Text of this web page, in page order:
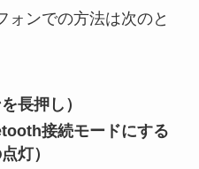
ォンでの方法は次のと
長押し）
接続モードにする
灯）